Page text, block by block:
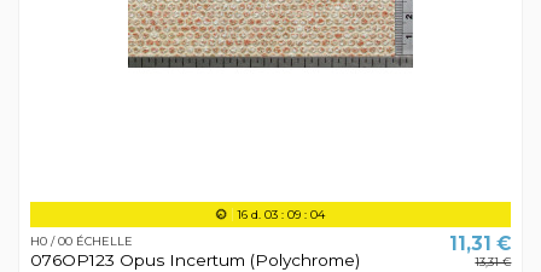
16 d. 03 :09 :04
H0 / 00 ÉCHELLE
076OP123 Opus Incertum (Polychrome)
11,31 €
13,31 €